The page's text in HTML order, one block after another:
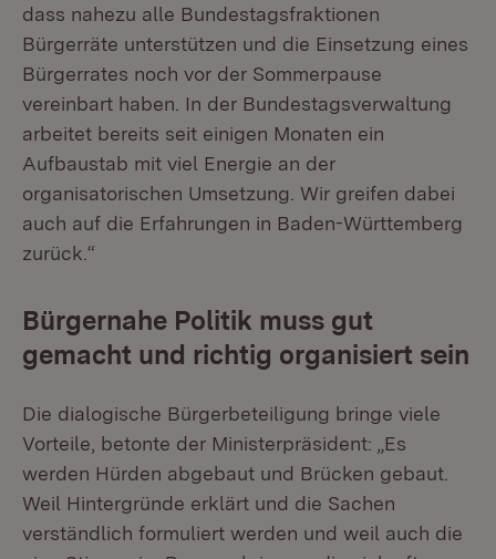
dass nahezu alle Bundestagsfraktionen
Bürgerräte unterstützen und die Einsetzung eines
Bürgerrates noch vor der Sommerpause
vereinbart haben. In der Bundestagsverwaltung
arbeitet bereits seit einigen Monaten ein
Aufbaustab mit viel Energie an der
organisatorischen Umsetzung. Wir greifen dabei
auch auf die Erfahrungen in Baden-Württemberg
zurück.“
Bürgernahe Politik muss gut
gemacht und richtig organisiert sein
Die dialogische Bürgerbeteiligung bringe viele
Vorteile, betonte der Ministerpräsident: „Es
werden Hürden abgebaut und Brücken gebaut.
Weil Hintergründe erklärt und die Sachen
verständlich formuliert werden und weil auch die